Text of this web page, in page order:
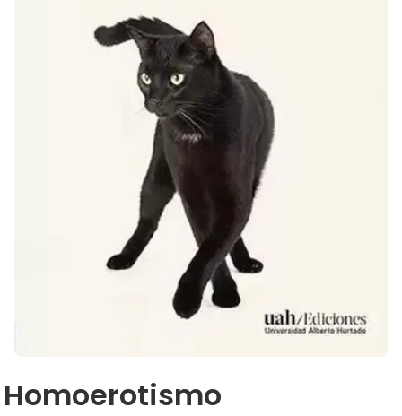
Homoerotismo